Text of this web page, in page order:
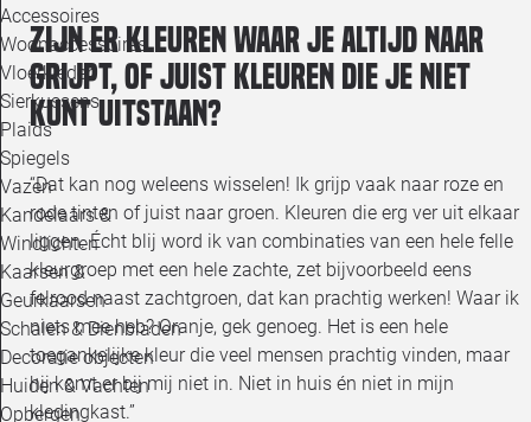
Accessoires
Woonaccessoires
Vloerkleden
Sierkussens
Plaids
Spiegels
Vazen
Kandelaars &
Windlichten
Kaarsen &
Geurkaarsen
Schalen & Dienbladen
Decoratie objecten
Huiden & Vachten
Opbergen
Zijn er kleuren waar je altijd naar
grijpt, of juist kleuren die je niet
kunt uitstaan?
“Dat kan nog weleens wisselen! Ik grijp vaak naar roze en
rode tinten of juist naar groen. Kleuren die erg ver uit elkaar
liggen. Écht blij word ik van combinaties van een hele felle
kleurgroep met een hele zachte, zet bijvoorbeeld eens
felrood naast zachtgroen, dat kan prachtig werken! Waar ik
niets mee heb? Oranje, gek genoeg. Het is een hele
toegankelijke kleur die veel mensen prachtig vinden, maar
hij komt er bij mij niet in. Niet in huis én niet in mijn
kledingkast.”